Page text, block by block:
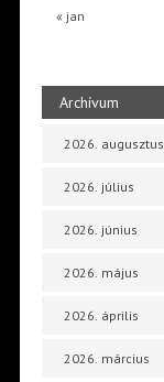
« jan
Archívum
2026. augusztus
2026. július
2026. június
2026. május
2026. április
2026. március